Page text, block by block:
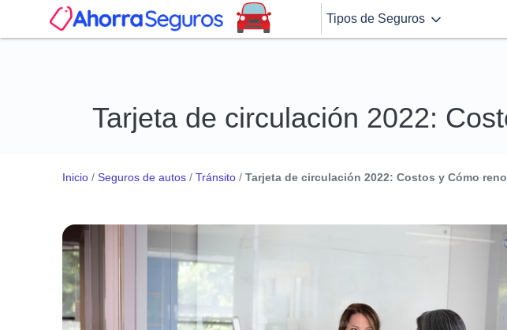
Tipos de Seguros
Tarjeta de circulación 2022:
Inicio / Seguros de autos / Tránsito / Tarjeta de circulación 2022: Costos y Cómo